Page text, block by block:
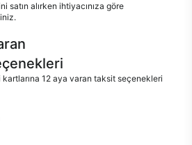
satın alırken ihtiyacınıza göre
kartlarına 12 aya varan taksit seçenekleri